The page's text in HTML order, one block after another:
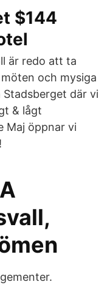
$144
är redo att ta
och mysiga
Stadsberget där vi
& lågt
Maj öppnar vi